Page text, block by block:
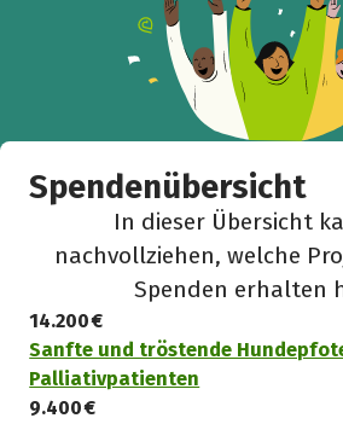
Spendenübersicht
In dieser Übersicht
nachvollziehen, welche
Spenden erhalten
14.200 €
Sanfte und tröstende
Palliativpatienten
9.400 €